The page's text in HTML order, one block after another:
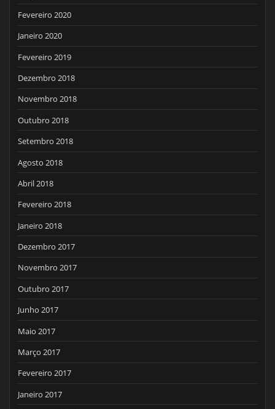
Fevereiro 2020
Janeiro 2020
Fevereiro 2019
Dezembro 2018
Novembro 2018
Outubro 2018
Setembro 2018
Agosto 2018
Abril 2018
Fevereiro 2018
Janeiro 2018
Dezembro 2017
Novembro 2017
Outubro 2017
Junho 2017
Maio 2017
Março 2017
Fevereiro 2017
Janeiro 2017